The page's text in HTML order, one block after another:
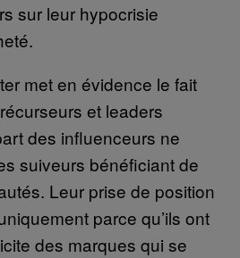
sur leur hypocrisie
met en évidence le fait
et leaders
des influenceurs ne
suiveurs bénéficiant de
Leur prise de position
parce qu’ils ont
des marques qui se